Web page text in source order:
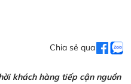
Chia sẻ qua
khách hàng tiếp cận nguồn